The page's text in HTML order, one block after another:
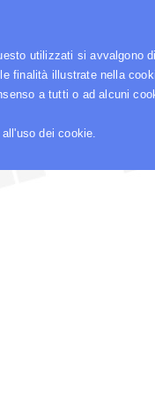
utilizzati si avvalgono
finalità illustrate nella
a tutti o ad alcuni
dei cookie.